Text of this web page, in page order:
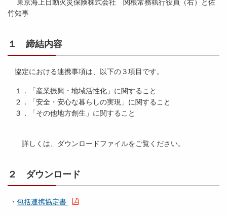
東京海上日動火災保険株式会社 関根常務執行役員（右）と佐
竹知事
１ 締結内容
協定における連携事項は、以下の３項目です。
１．「産業振興・地域活性化」に関すること
２．「安全・安心な暮らしの実現」に関すること
３．「その他地方創生」に関すること
詳しくは、ダウンロードファイルをご覧ください。
２ ダウンロード
・ 包括連携協定書